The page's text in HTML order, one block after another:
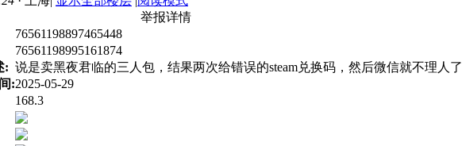
举报详情
76561198897465448
76561198995161874
: 说是卖黑夜君临的三人包，结果两次给错误的steam兑换码，然后微信就不理人了
:2025-05-29
168.3